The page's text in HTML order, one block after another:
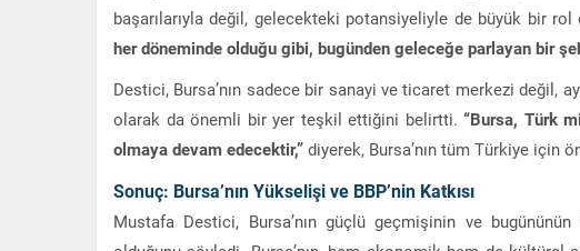
başarılarıyla değil, gelecekteki potansiyeliyle de büyük bir
her döneminde olduğu gibi, bugünden geleceğe parlayan bir
Destici, Bursa’nın sadece bir sanayi ve ticaret merkezi değil,
olarak da önemli bir yer teşkil ettiğini belirtti.“Bursa, Türk
olmaya devam edecektir,” diyerek, Bursa’nın tüm Türkiye için
Sonuç: Bursa’nın Yükselişi ve BBP’nin Katkısı
Mustafa Destici, Bursa’nın güçlü geçmişinin ve